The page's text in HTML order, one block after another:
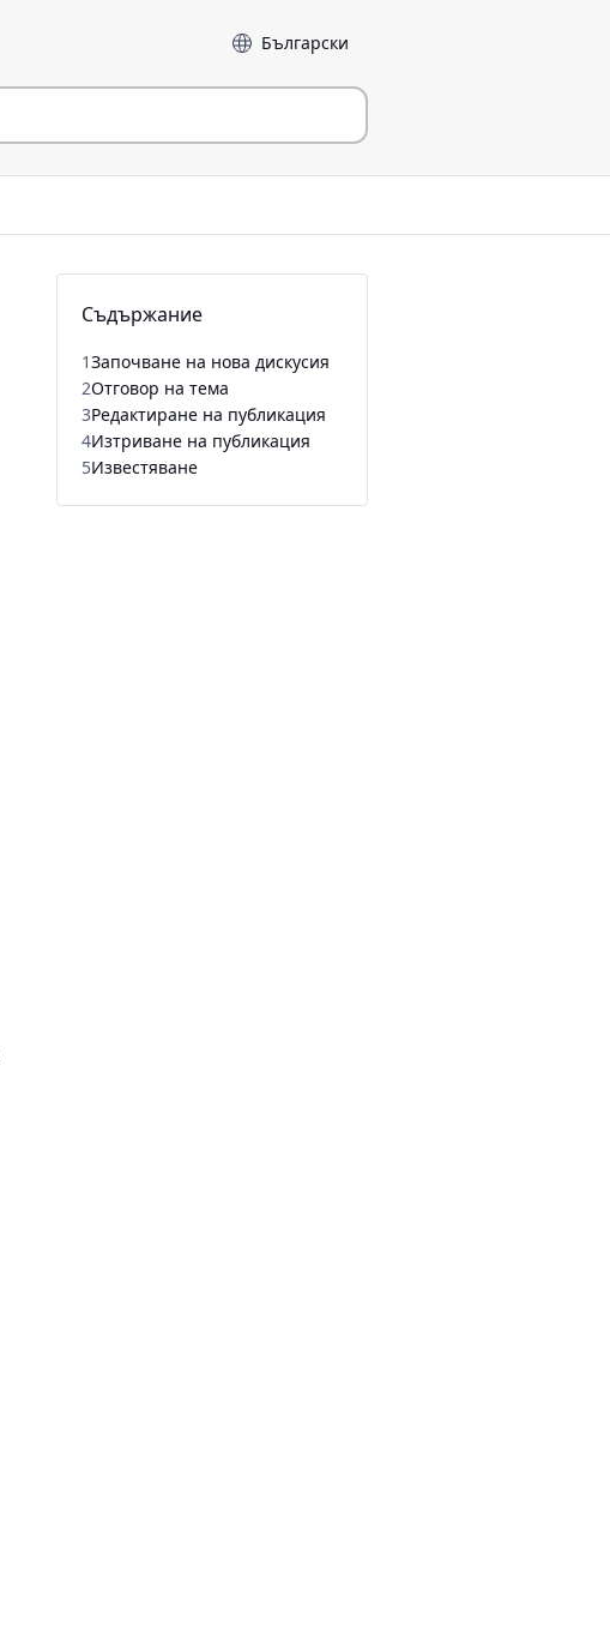
Език
Съдържание
1Започване на нова дискусия
2Отговор на тема
3Редактиране на публикация
4Изтриване на публикация
5Известяване